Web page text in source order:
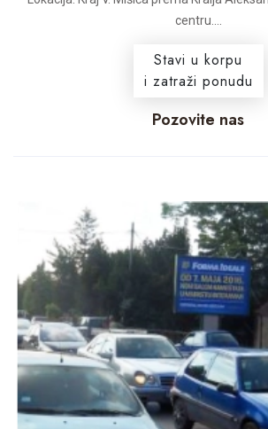
centru....
Stavi u korpu
i zatraži ponudu
Pozovite nas